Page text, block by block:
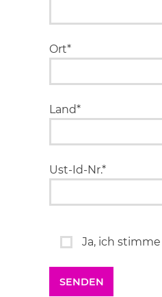
Ort*
Land*
Ust-Id-Nr.*
Ja, ich